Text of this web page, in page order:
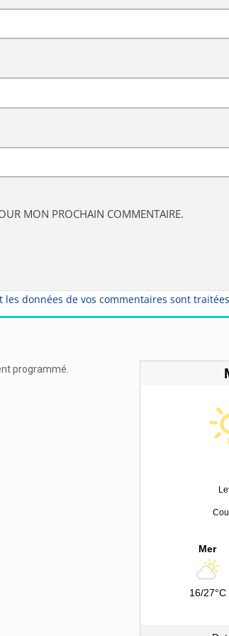
MON PROCHAIN COMMENTAIRE.
données de vos commentaires sont traitées
programmé.
Mer
16/27°C